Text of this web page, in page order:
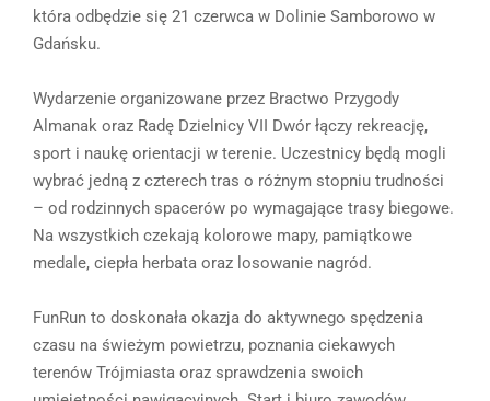
która odbędzie się 21 czerwca w Dolinie Samborowo w
Gdańsku.
Wydarzenie organizowane przez Bractwo Przygody
Almanak oraz Radę Dzielnicy VII Dwór łączy rekreację,
sport i naukę orientacji w terenie. Uczestnicy będą mogli
wybrać jedną z czterech tras o różnym stopniu trudności
– od rodzinnych spacerów po wymagające trasy biegowe.
Na wszystkich czekają kolorowe mapy, pamiątkowe
medale, ciepła herbata oraz losowanie nagród.
FunRun to doskonała okazja do aktywnego spędzenia
czasu na świeżym powietrzu, poznania ciekawych
terenów Trójmiasta oraz sprawdzenia swoich